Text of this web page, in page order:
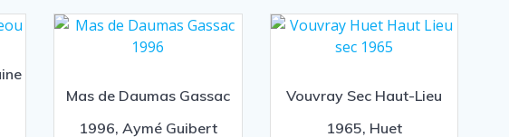
Mas de Daumas Gassac
1996, Aymé Guibert
Vouvray Sec Haut-Lieu
1965, Huet